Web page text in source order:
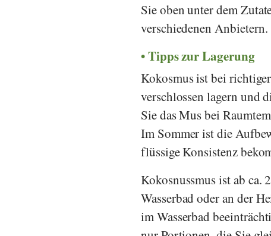
Sie oben unter dem
verschiedenen Anbietern.
Tipps zur Lagerung
Kokosmus ist bei
verschlossen lagern und
Sie das Mus bei
Im Sommer ist die
flüssige Konsistenz
Kokosnussmus ist ab ca.
Wasserbad oder an der
im Wasserbad